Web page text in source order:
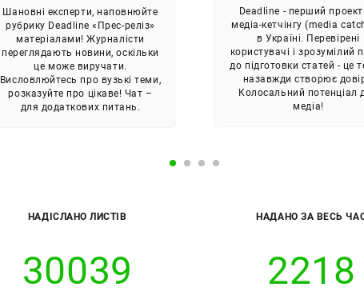
Шановні експерти, наповнюйте
рубрику Deadline «Прес-реліз»
матеріалами! Журналісти
переглядають новини, оскільки
це може виручати.
Висловлюйтесь про вузькі теми,
розказуйте про цікаве! Чат –
для додаткових питань.
Deadline - перший
медіа-кетчінгу (media
в Україні. Перевірені
користувачі і зрозумілий
до підготовки статей - це
назавжди створює
Колосальний потенціал
медіа!
НАДІСЛАНО ЛИСТІВ
30039
НАДАНО ЗА ВЕСЬ
2218